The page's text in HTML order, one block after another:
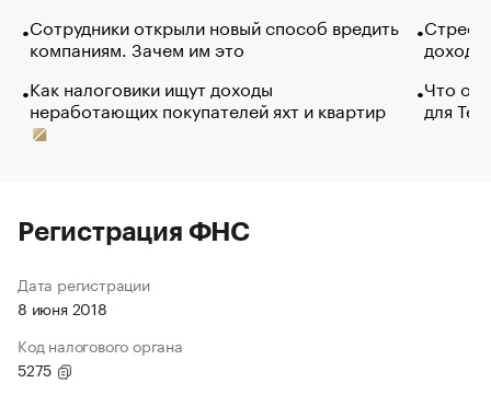
Сотрудники открыли новый способ вредить
компаниям. Зачем им это
Как налоговики ищут доходы
неработающих покупателей яхт и квартир
Что
для
Регистрация ФНС
Дата регистрации
8 июня 2018
Код налогового органа
5275